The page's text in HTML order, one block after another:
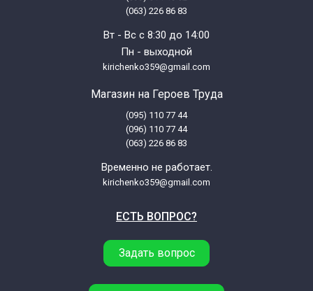
(063) 226 86 83
Вт - Вс с 8:30 до 14:00
Пн - выходной
kirichenko359@gmail.com
Магазин на Героев Труда
(095) 110 77 44
(096) 110 77 44
(063) 226 86 83
Временно не работает.
kirichenko359@gmail.com
ЕСТЬ ВОПРОС?
Задать вопрос